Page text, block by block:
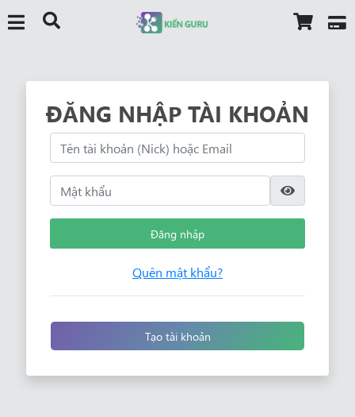
ĐĂNG NHẬP TÀI KHOẢN
Đăng nhập
Quên mật khẩu?
Tạo tài khoản